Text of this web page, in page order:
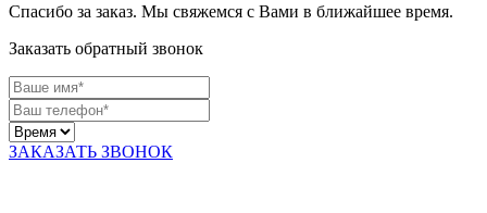
Спасибо за заказ. Мы свяжемся с Вами в ближайшее время.
Заказать обратный звонок
ЗАКАЗАТЬ ЗВОНОК